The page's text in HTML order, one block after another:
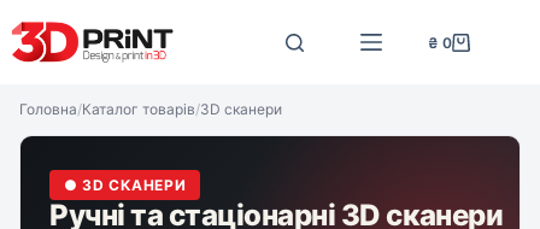
до
вмісту
Кошик
₴ 0
Головна/Каталог товарів/3D сканери
● 3D СКАНЕРИ
Ручні та стаціонарні 3D сканери